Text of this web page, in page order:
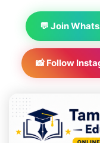
💬 Join
📸 Follow